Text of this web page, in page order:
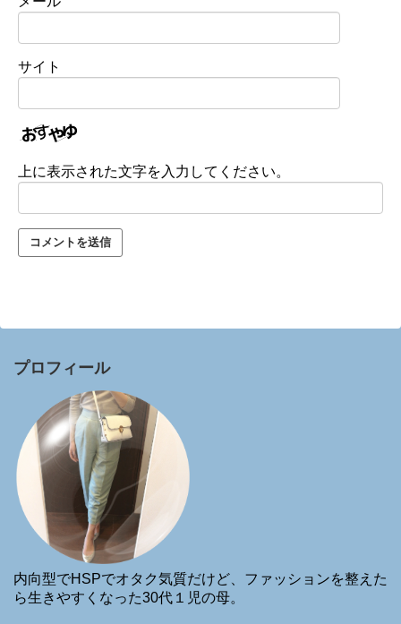
サイト
上に表示された文字を入力してください。
プロフィール
内向型でHSPでオタク気質だけど、ファッションを整えた
ら生きやすくなった30代１児の母。